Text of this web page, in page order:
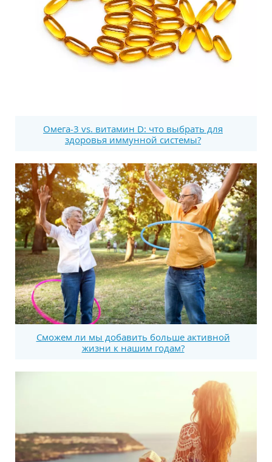
Омега-3 vs. витамин D: что выбрать для
здоровья иммунной системы?
Сможем ли мы добавить больше активной
жизни к нашим годам?